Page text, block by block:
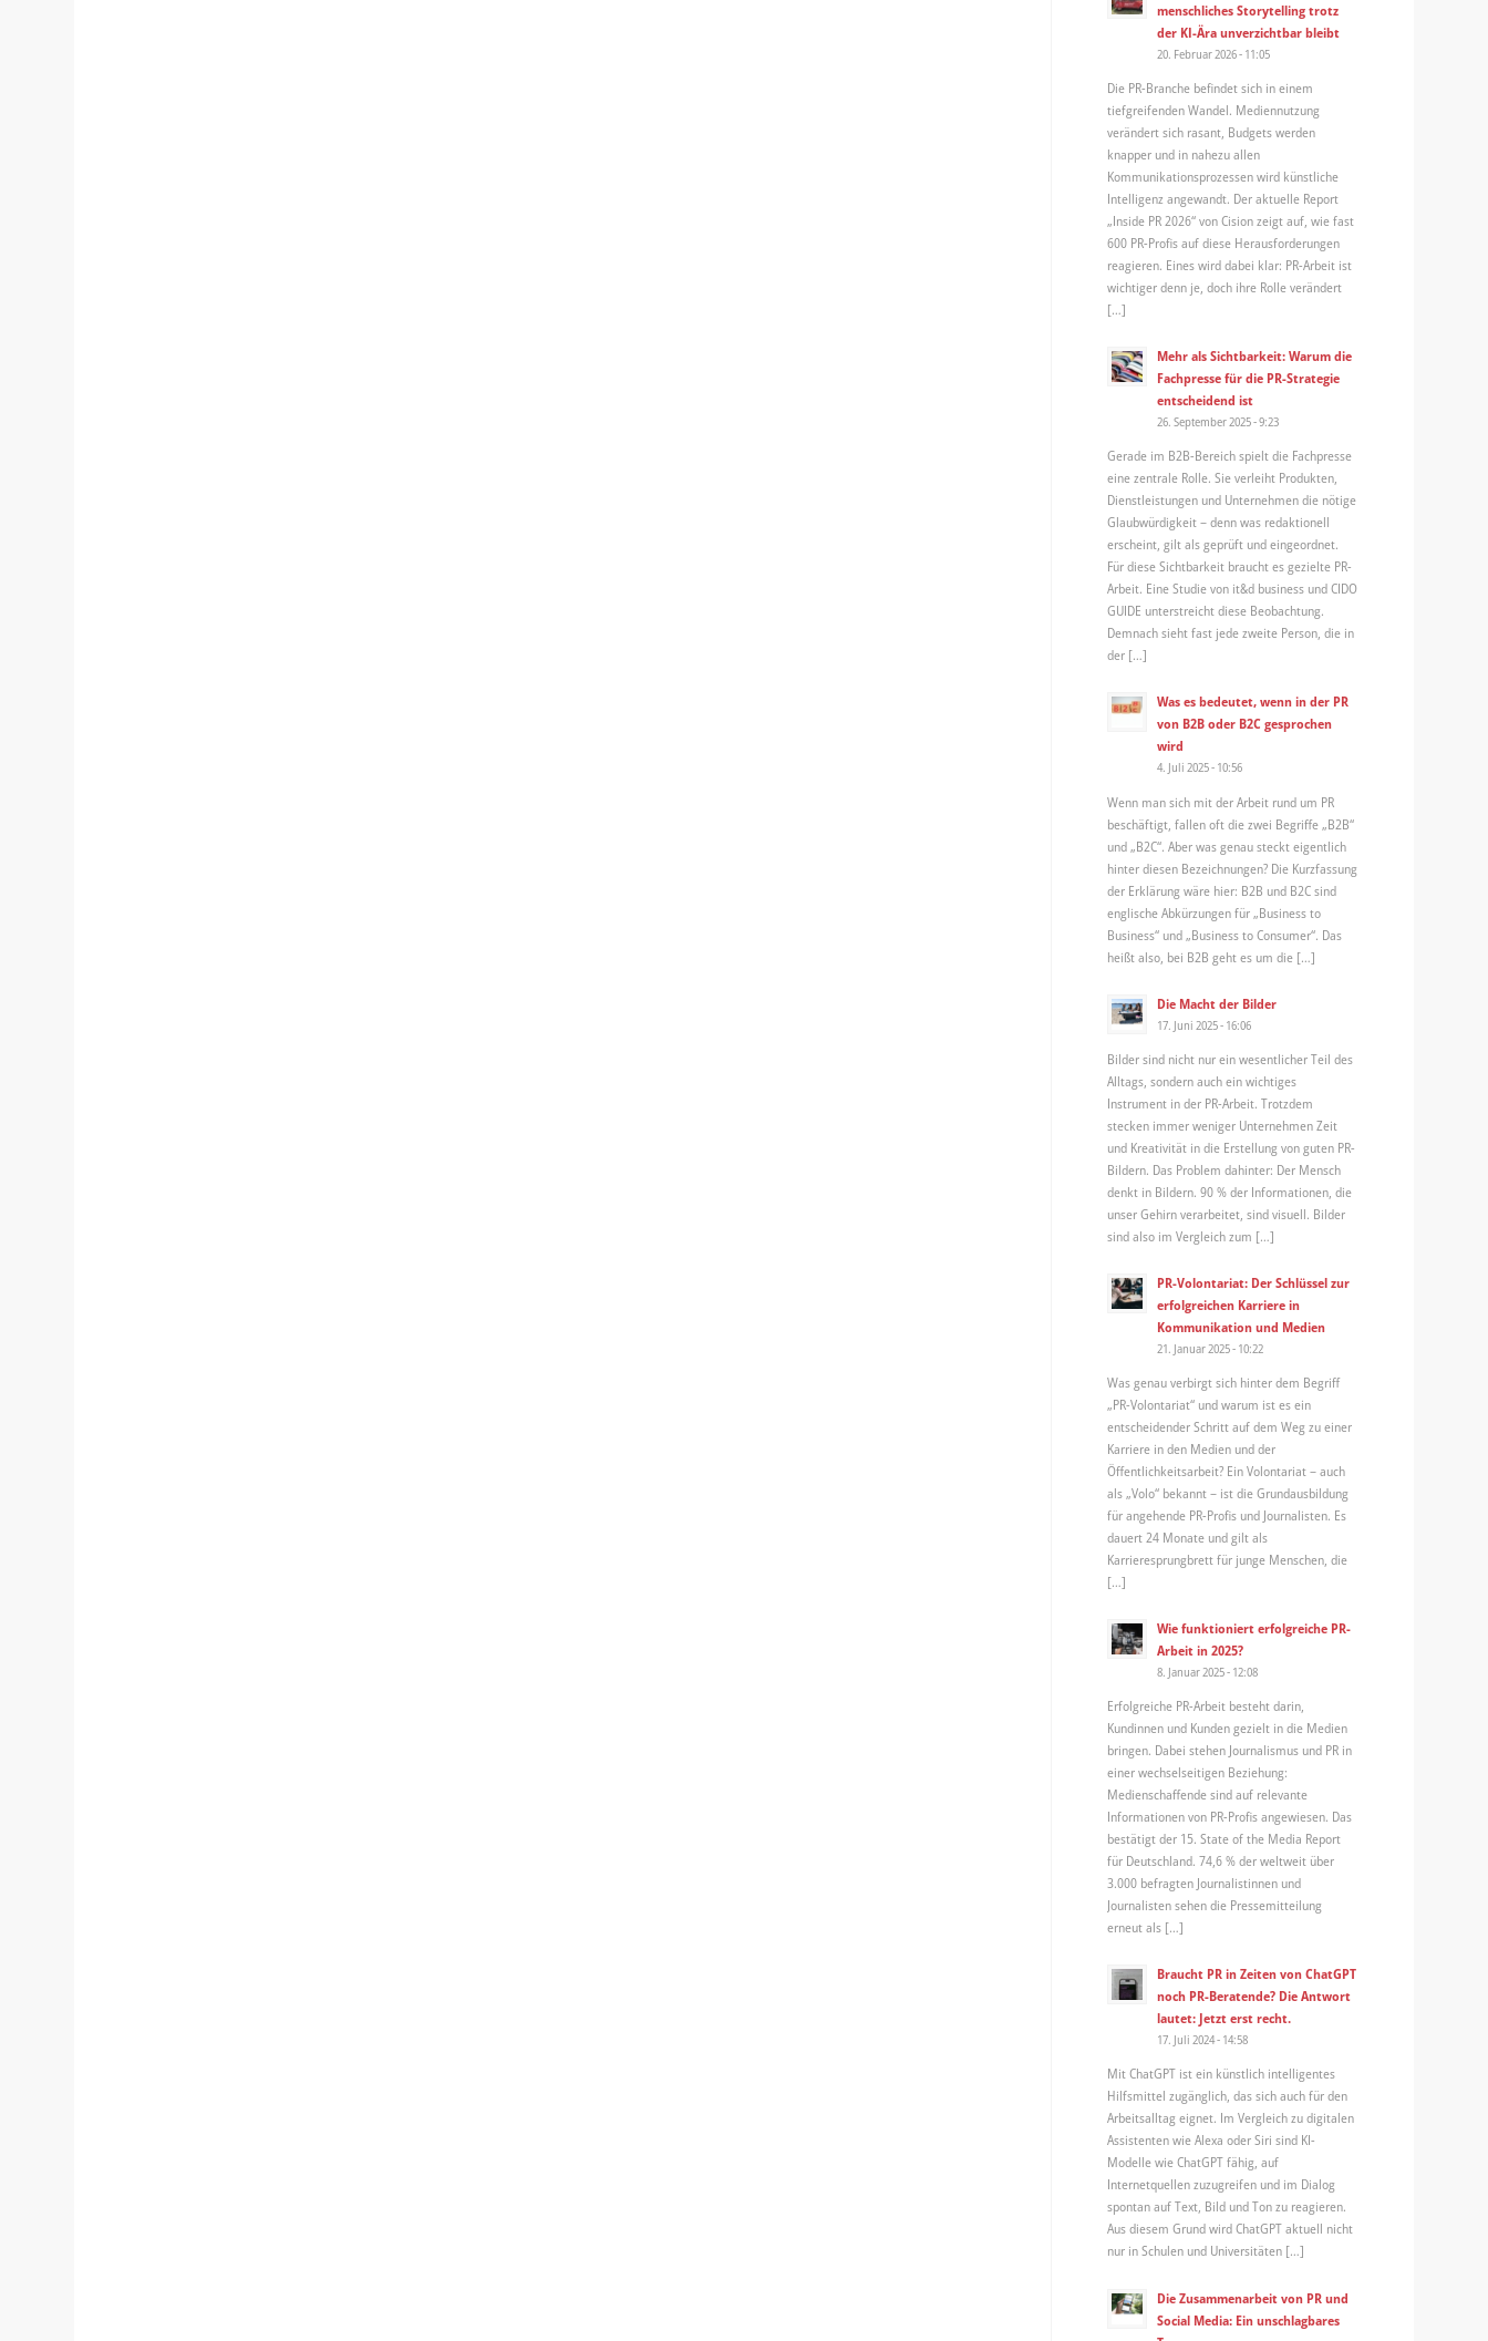
menschliches Storytelling trotz
der KI-Ära unverzichtbar bleibt
20. Februar 2026 - 11:05
Die PR-Branche befindet sich in einem
tiefgreifenden Wandel. Mediennutzung
verändert sich rasant, Budgets werden
knapper und in nahezu allen
Kommunikationsprozessen wird künstliche
Intelligenz angewandt. Der aktuelle Report
„Inside PR 2026“ von Cision zeigt auf, wie fast
600 PR-Profis auf diese Herausforderungen
reagieren. Eines wird dabei klar: PR-Arbeit ist
wichtiger denn je, doch ihre Rolle verändert
[…]
Mehr als Sichtbarkeit: Warum die
Fachpresse für die PR-Strategie
entscheidend ist
26. September 2025 - 9:23
Gerade im B2B-Bereich spielt die Fachpresse
eine zentrale Rolle. Sie verleiht Produkten,
Dienstleistungen und Unternehmen die nötige
Glaubwürdigkeit – denn was redaktionell
erscheint, gilt als geprüft und eingeordnet.
Für diese Sichtbarkeit braucht es gezielte PR-
Arbeit. Eine Studie von it&d business und CIDO
GUIDE unterstreicht diese Beobachtung.
Demnach sieht fast jede zweite Person, die in
der […]
Was es bedeutet, wenn in der PR
von B2B oder B2C gesprochen
wird
4. Juli 2025 - 10:56
Wenn man sich mit der Arbeit rund um PR
beschäftigt, fallen oft die zwei Begriffe „B2B“
und „B2C“. Aber was genau steckt eigentlich
hinter diesen Bezeichnungen? Die Kurzfassung
der Erklärung wäre hier: B2B und B2C sind
englische Abkürzungen für „Business to
Business“ und „Business to Consumer“. Das
heißt also, bei B2B geht es um die […]
Die Macht der Bilder
17. Juni 2025 - 16:06
Bilder sind nicht nur ein wesentlicher Teil des
Alltags, sondern auch ein wichtiges
Instrument in der PR-Arbeit. Trotzdem
stecken immer weniger Unternehmen Zeit
und Kreativität in die Erstellung von guten PR-
Bildern. Das Problem dahinter: Der Mensch
denkt in Bildern. 90 % der Informationen, die
unser Gehirn verarbeitet, sind visuell. Bilder
sind also im Vergleich zum […]
PR-Volontariat: Der Schlüssel zur
erfolgreichen Karriere in
Kommunikation und Medien
21. Januar 2025 - 10:22
Was genau verbirgt sich hinter dem Begriff
„PR-Volontariat“ und warum ist es ein
entscheidender Schritt auf dem Weg zu einer
Karriere in den Medien und der
Öffentlichkeitsarbeit? Ein Volontariat – auch
als „Volo“ bekannt – ist die Grundausbildung
für angehende PR-Profis und Journalisten. Es
dauert 24 Monate und gilt als
Karrieresprungbrett für junge Menschen, die
[…]
Wie funktioniert erfolgreiche PR-
Arbeit in 2025?
8. Januar 2025 - 12:08
Erfolgreiche PR-Arbeit besteht darin,
Kundinnen und Kunden gezielt in die Medien
bringen. Dabei stehen Journalismus und PR in
einer wechselseitigen Beziehung:
Medienschaffende sind auf relevante
Informationen von PR-Profis angewiesen. Das
bestätigt der 15. State of the Media Report
für Deutschland. 74,6 % der weltweit über
3.000 befragten Journalistinnen und
Journalisten sehen die Pressemitteilung
erneut als […]
Braucht PR in Zeiten von ChatGPT
noch PR-Beratende? Die Antwort
lautet: Jetzt erst recht.
17. Juli 2024 - 14:58
Mit ChatGPT ist ein künstlich intelligentes
Hilfsmittel zugänglich, das sich auch für den
Arbeitsalltag eignet. Im Vergleich zu digitalen
Assistenten wie Alexa oder Siri sind KI-
Modelle wie ChatGPT fähig, auf
Internetquellen zuzugreifen und im Dialog
spontan auf Text, Bild und Ton zu reagieren.
Aus diesem Grund wird ChatGPT aktuell nicht
nur in Schulen und Universitäten […]
Die Zusammenarbeit von PR und
Social Media: Ein unschlagbares